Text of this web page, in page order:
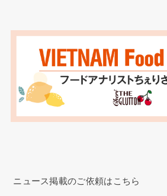
ニュース掲載のご依頼はこちら